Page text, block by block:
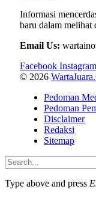
Informasi
baru dalam melihat
Email Us:
Facebook Instagram
© 2026
Pedoman
Pedoman
Disclaimer
Redaksi
Sitemap
Type above and press